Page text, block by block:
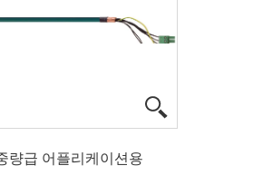
량급 어플리케이션용